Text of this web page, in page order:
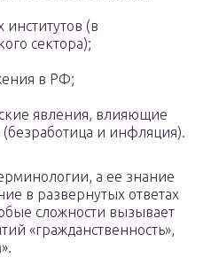
(в
сектора);
в РФ;
явления, влияющие
и инфляция).
а ее знание
в развернутых ответах
сложности вызывает
«гражданственность»,